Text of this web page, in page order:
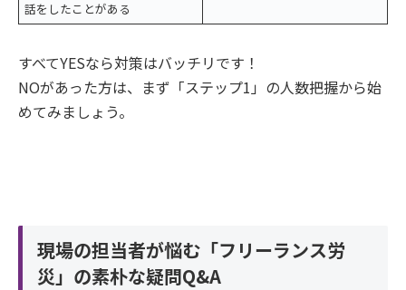
話をしたことがある
すべてYESなら対策はバッチリです！
NOがあった方は、まず「ステップ1」の人数把握から始
めてみましょう。
現場の担当者が悩む「フリーランス労
災」の素朴な疑問Q&A